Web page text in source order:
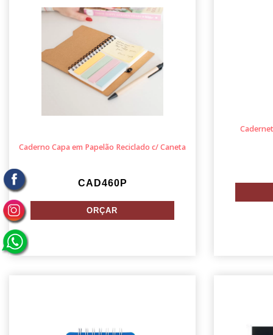
Caderno Capa em Papelão Reciclado c/ Caneta
CAD460P